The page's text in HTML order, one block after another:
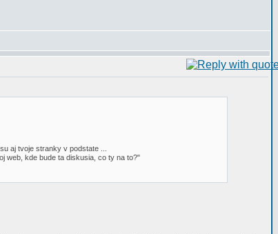
aj tvoje stranky v podstate ...
web, kde bude ta diskusia, co ty na to?"